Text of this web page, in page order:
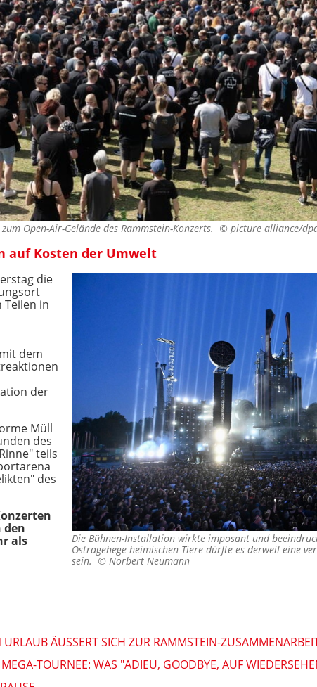
Open-Air-Gelände des Rammstein-Konzerts. © picture alliance/
auf Kosten der Umwelt
Die Bühnen-Installation wirkte imposant und
Ostragehege heimischen Tiere dürfte es derweil eine
sein. © Norbert Neumann
die
Teilen in
dem
der
Müll
des
teils
des
den
als
ÄUSSERT SICH ZUR RAMMSTEIN-
TOURNEE: WAS "ADIEU, GOODBYE, AUF